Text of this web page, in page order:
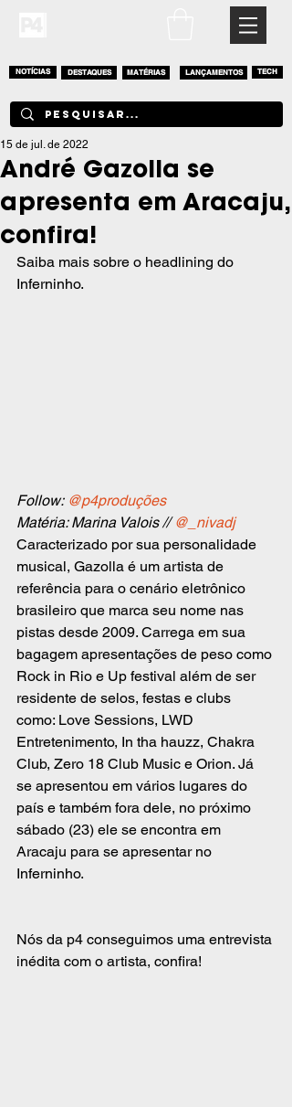
NOTÍCIAS DESTAQUES MATÉRIAS LANÇAMENTOS TECH
André Gazolla se
apresenta em Aracaju,
confira!
15 de jul. de 2022
Saiba mais sobre o headlining do
Inferninho.
Follow: @p4produções
Matéria: Marina Valois // @_nivadj
Caracterizado por sua personalidade
musical, Gazolla é um artista de
referência para o cenário eletrônico
brasileiro que marca seu nome nas
pistas desde 2009. Carrega em sua
bagagem apresentações de peso como
Rock in Rio e Up festival além de ser
residente de selos, festas e clubs
como: Love Sessions, LWD
Entretenimento, In tha hauzz, Chakra
Club, Zero 18 Club Music e Orion. Já
se apresentou em vários lugares do
país e também fora dele, no próximo
sábado (23) ele se encontra em
Aracaju para se apresentar no
Inferninho.
Nós da p4 conseguimos uma entrevista
inédita com o artista, confira!